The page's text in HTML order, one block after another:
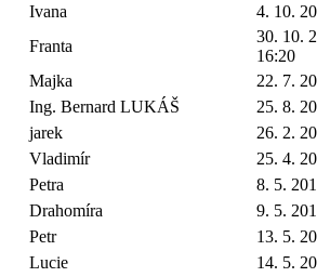
Ivana
4. 10.
Franta
30. 10.
16:20
Majka
22. 7.
Ing. Bernard LUKÁŠ
25. 8.
jarek
26. 2.
Vladimír
25. 4.
Petra
8. 5.
Drahomíra
9. 5.
Petr
13. 5.
Lucie
14. 5.